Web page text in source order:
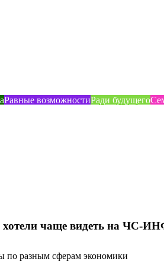
Равные возможностиРади будущего
чаще видеть на ЧС-
по разным сферам экономики